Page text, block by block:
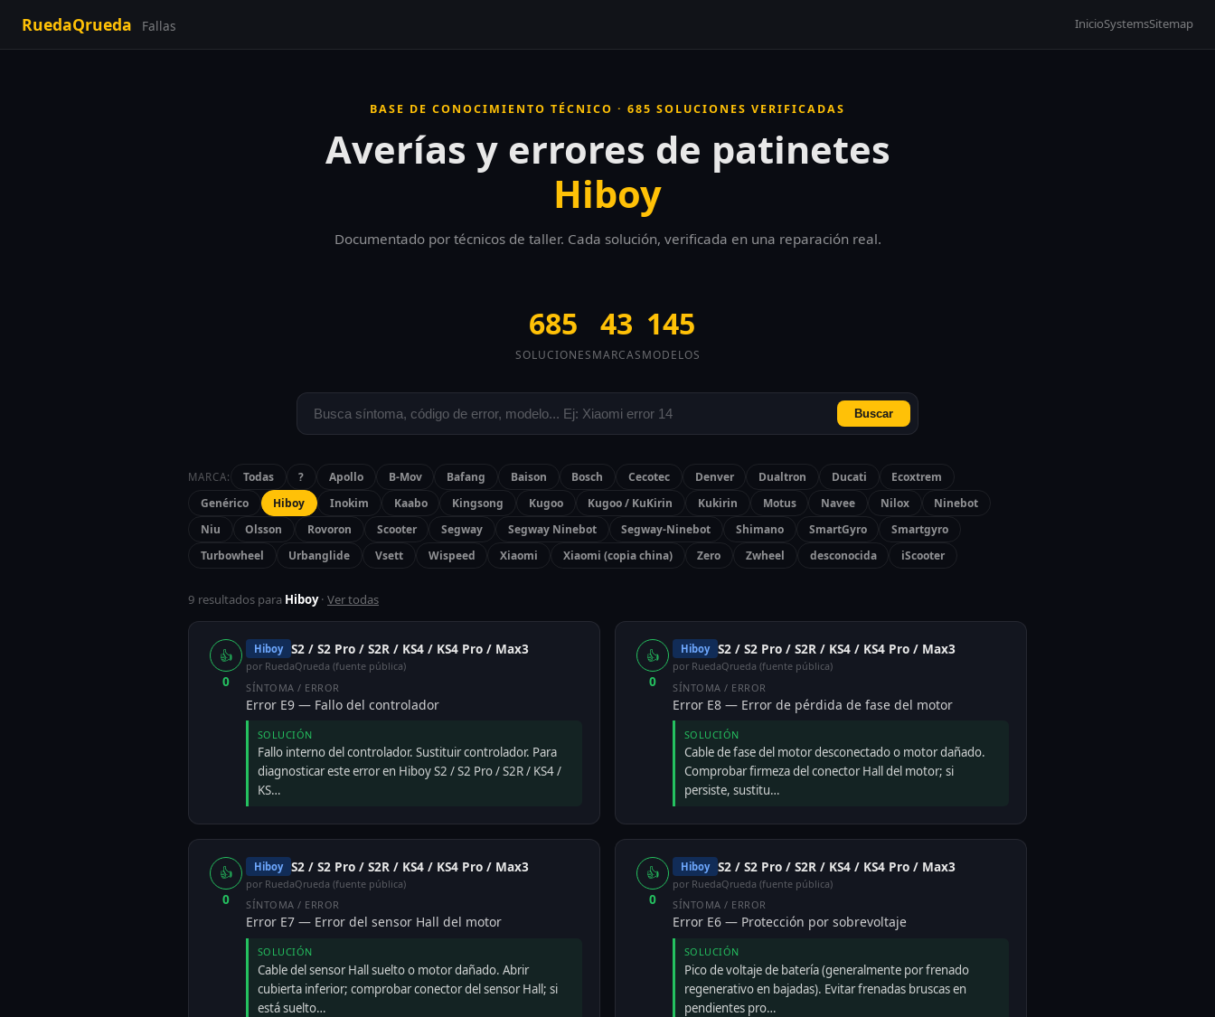
RuedaQrueda Fallas InicioSystemsSitemap
BASE DE CONOCIMIENTO TÉCNICO · 685 SOLUCIONES VERIFICADAS
Averías y errores de patinetes
Hiboy
Documentado por técnicos de taller. Cada solución, verificada en una reparación real.
685
SOLUCIONES
43
MARCAS
145
MODELOS
Buscar
MARCA: Todas ? Apollo B-Mov Bafang Baison Bosch Cecotec Denver Dualtron Ducati
Ecoxtrem
Genérico
Hiboy Inokim Kaabo Kingsong Kugoo Kugoo / KuKirin Kukirin Motus Navee Nilox
Ninebot
Niu
Olsson Rovoron Scooter Segway Segway Ninebot Segway-Ninebot Shimano SmartGyro
Smartgyro
Turbowheel
Urbanglide Vsett Wispeed Xiaomi Xiaomi (copia china) Zero Zwheel desconocida iScooter
9 resultados para Hiboy· Ver todas
👍
0
Hiboy S2 / S2 Pro / S2R / KS4 / KS4 Pro / Max3
por RuedaQrueda (fuente pública)
SÍNTOMA / ERROR
Error E9 — Fallo del controlador
SOLUCIÓN
Fallo interno del controlador. Sustituir controlador. Para
diagnosticar este error en Hiboy S2 / S2 Pro / S2R / KS4 /
KS…
👍
0
Hiboy S2 / S2 Pro / S2R / KS4 / KS4 Pro / Max3
por RuedaQrueda (fuente pública)
SÍNTOMA / ERROR
Error E8 — Error de pérdida de fase del motor
SOLUCIÓN
Cable de fase del motor desconectado o motor dañado.
Comprobar firmeza del conector Hall del motor; si
persiste, sustitu…
👍
0
Hiboy S2 / S2 Pro / S2R / KS4 / KS4 Pro / Max3
por RuedaQrueda (fuente pública)
SÍNTOMA / ERROR
Error E7 — Error del sensor Hall del motor
SOLUCIÓN
Cable del sensor Hall suelto o motor dañado. Abrir
cubierta inferior; comprobar conector del sensor Hall; si
está suelto…
👍
0
Hiboy S2 / S2 Pro / S2R / KS4 / KS4 Pro / Max3
por RuedaQrueda (fuente pública)
SÍNTOMA / ERROR
Error E6 — Protección por sobrevoltaje
SOLUCIÓN
Pico de voltaje de batería (generalmente por frenado
regenerativo en bajadas). Evitar frenadas bruscas en
pendientes pro…